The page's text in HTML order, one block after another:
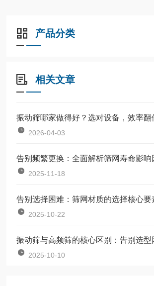
产品分类
相关文章
振动筛哪家做得好？选对设备，效率翻
2026-04-03
2025-11-18
告别选择困难：筛网材质的选择核心要
2025-10-22
2025-10-10